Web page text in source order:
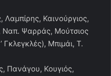
Λαμπίρης, Καινούργιος,
Ναπ. Ψαρράς, Μούτσιος
Γκλεγκλές), Μπιμάι, Τ.
Πανάγου, Κουγιός,